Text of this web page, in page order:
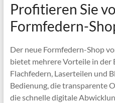
Profitieren Sie
Formfedern-
Der neue Formfedern-Shop
bietet mehrere Vorteile in der
Flachfedern, Laserteilen und
Bedienung, die transparente
die schnelle digitale